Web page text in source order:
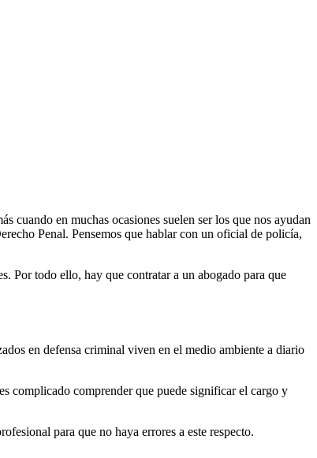
cuando en muchas ocasiones suelen ser los que nos ayudan
Penal. Pensemos que hablar con un oficial de policía,
Por todo ello, hay que contratar a un abogado para que
en defensa criminal viven en el medio ambiente a diario
complicado comprender que puede significar el cargo y
para que no haya errores a este respecto.